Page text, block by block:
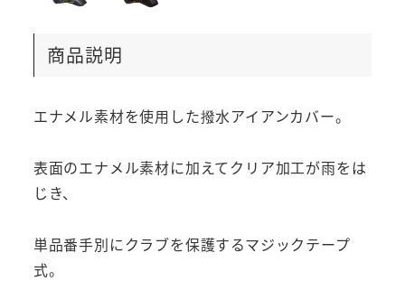
商品説明
エナメル素材を使用した撥水アイアンカバー。
表面のエナメル素材に加えてクリア加工が雨をは
じき、
単品番手別にクラブを保護するマジックテープ
式。